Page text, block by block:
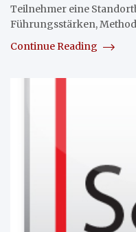
Teilnehmer eine
Führungsstärken,
Continue Reading